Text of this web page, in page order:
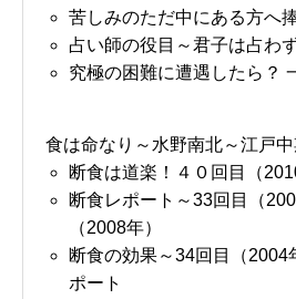
苦しみのただ中にある方へ
占い師の役目～君子は占わ
究極の困難に遭遇したら？
食は命なり～水野南北～江戸
断食は道楽！４０回目（
断食レポート～33回目（
（2008年）
断食の効果～34回目（2004
ポート